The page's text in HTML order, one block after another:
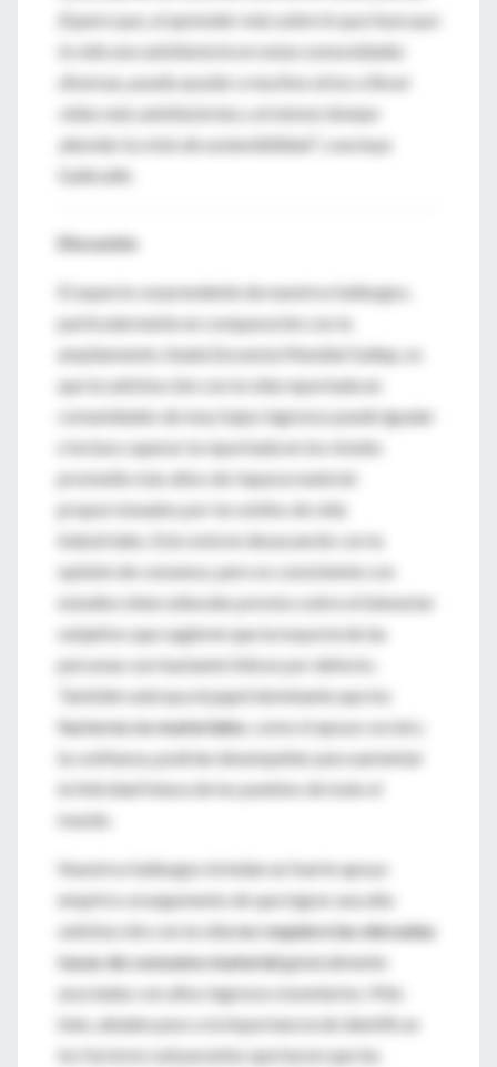
Espero que, al aprender más sobre lo que hace que
la vida sea satisfactoria en estas comunidades
diversas, pueda ayudar a muchos otros a llevar
vidas más satisfactorias y al mismo tiempo
abordar la crisis de sostenibilidad"
, concluye
Galbraith.
Discusión
El aspecto sorprendente de nuestros hallazgos,
particularmente en comparación con la
ampliamente citada Encuesta Mundial Gallup, es
que la satisfacción con la vida reportada en
comunidades de muy bajos ingresos puede igualar
e incluso superar la reportada en los niveles
promedio más altos de riqueza material
proporcionados por los estilos de vida
industriales. Esto está en desacuerdo con la
opinión de consenso, pero es consistente con
estudios interculturales previos sobre el bienestar
subjetivo que sugieren que la mayoría de las
personas son bastante felices por defecto.
También subraya el papel dominante que los
factores no materiales , como el apoyo social y
la confianza, podrían desempeñar para aumentar
la felicidad futura de los pueblos de todo el
mundo.
Nuestros hallazgos brindan un fuerte apoyo
empírico al argumento de que lograr una alta
satisfacción con la vidano requiere las elevadas
tasas de consumo materialgeneralmente
asociadas con altos ingresos monetarios. Más
bien, añaden peso a la importancia de identificar
los factores subyacentes que hacen que las